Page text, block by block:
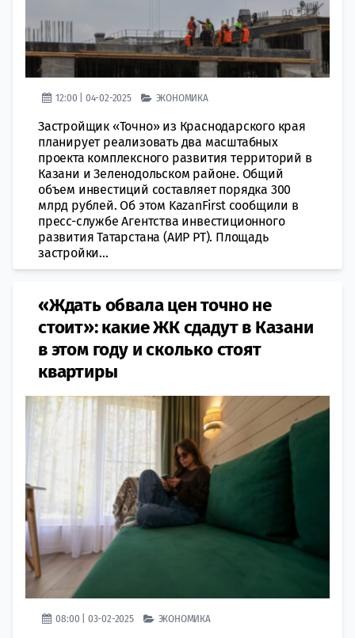
12:00 | 04-02-2025 ЭКОНОМИКА
Застройщик «Точно» из Краснодарского края
планирует реализовать два масштабных
проекта комплексного развития территорий в
Казани и Зеленодольском районе. Общий
объем инвестиций составляет порядка 300
млрд рублей. Об этом KazanFirst сообщили в
пресс-службе Агентства инвестиционного
развития Татарстана (АИР РТ). Площадь
застройки...
«Ждать обвала цен точно не
стоит»: какие ЖК сдадут в Казани
в этом году и сколько стоят
квартиры
08:00 | 03-02-2025 ЭКОНОМИКА